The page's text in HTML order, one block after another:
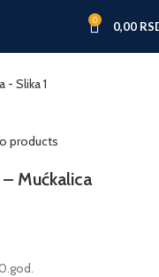
0 0,00
products
Mućkalica